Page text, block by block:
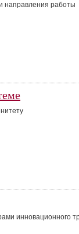
направления работы
инновационного